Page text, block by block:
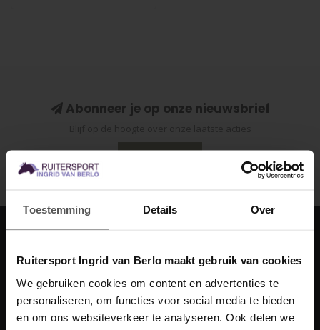
Toestemming Details Over
Ruitersport Ingrid van Berlo maakt gebruik van cookies
We gebruiken cookies om content en advertenties te
personaliseren, om functies voor social media te bieden
en om ons websiteverkeer te analyseren. Ook delen we
Abonneer je op onze nieuwsbrief
Ingrid van Berlo
Laan ten Boomen 4
5715 AB
Lierop, Nederland
MELD JE AAN VOOR